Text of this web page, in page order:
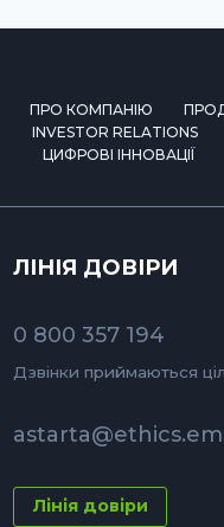
ПРО КОМПАНІЮ
INVESTOR RELATIONS
ЦИФРОВІ ІННОВАЦІЇ
ЛІНІЯ ДОВІРИ
0 800 357 194
Дзвінки приймаються
Лінія довіри